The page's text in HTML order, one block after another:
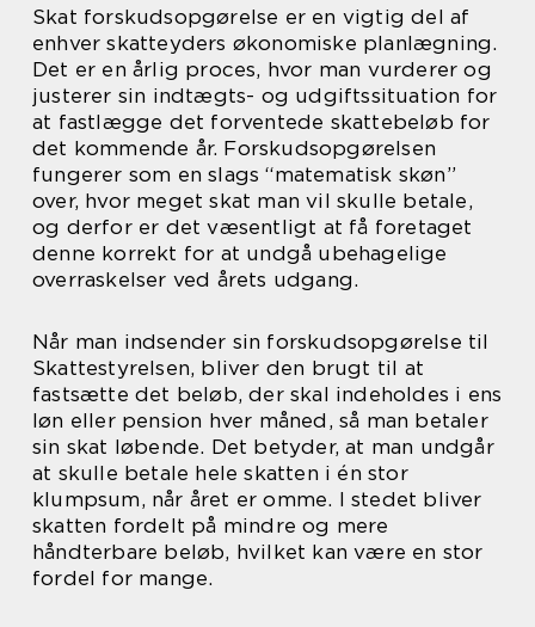
Skat forskudsopgørelse er en vigtig del af
enhver skatteyders økonomiske planlægning.
Det er en årlig proces, hvor man vurderer og
justerer sin indtægts- og udgiftssituation for
at fastlægge det forventede skattebeløb for
det kommende år. Forskudsopgørelsen
fungerer som en slags “matematisk skøn”
over, hvor meget skat man vil skulle betale,
og derfor er det væsentligt at få foretaget
denne korrekt for at undgå ubehagelige
overraskelser ved årets udgang.
Når man indsender sin forskudsopgørelse til
Skattestyrelsen, bliver den brugt til at
fastsætte det beløb, der skal indeholdes i ens
løn eller pension hver måned, så man betaler
sin skat løbende. Det betyder, at man undgår
at skulle betale hele skatten i én stor
klumpsum, når året er omme. I stedet bliver
skatten fordelt på mindre og mere
håndterbare beløb, hvilket kan være en stor
fordel for mange.